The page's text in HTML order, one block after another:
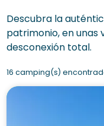
Descubra la
patrimonio, en unas
desconexión total.
16 camping(s)